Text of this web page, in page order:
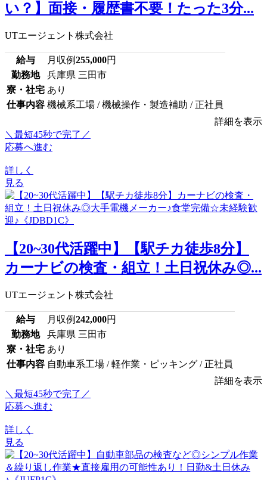
い？】面接・履歴書不要！たった3分...
UTエージェント株式会社
給与 月収例255,000円
勤務地
兵庫県 三田市
寮・社宅 あり
仕事内容 機械系工場 / 機械操作・製造補助 / 正社員
詳細を表示
＼最短45秒で完了／
応募へ進む
詳しく
見る
【20~30代活躍中】【駅チカ徒歩8分】
カーナビの検査・組立！土日祝休み◎...
UTエージェント株式会社
給与 月収例242,000円
勤務地
兵庫県 三田市
寮・社宅 あり
仕事内容 自動車系工場 / 軽作業・ピッキング / 正社員
詳細を表示
＼最短45秒で完了／
応募へ進む
詳しく
見る